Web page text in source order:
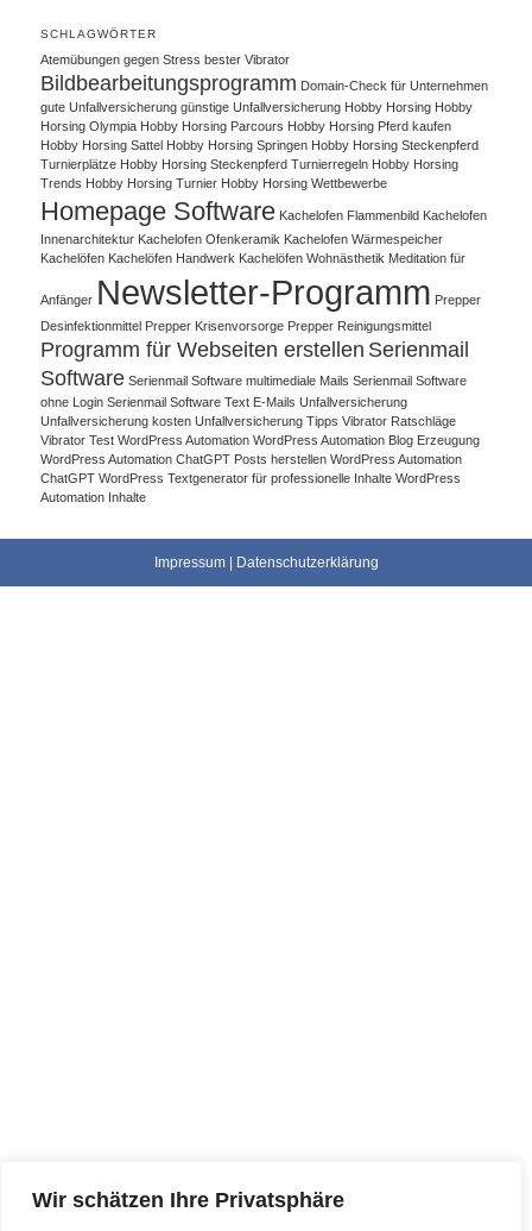
Wir schätzen Ihre Privatsphäre
SCHLAGWÖRTER
Atemübungen gegen Stress bester Vibrator
Bildbearbeitungsprogramm Domain-Check für Unternehmen
gute Unfallversicherung günstige Unfallversicherung Hobby Horsing Hobby
Horsing Olympia Hobby Horsing Parcours Hobby Horsing Pferd kaufen
Hobby Horsing Sattel Hobby Horsing Springen Hobby Horsing Steckenpferd
Turnierplätze Hobby Horsing Steckenpferd Turnierregeln Hobby Horsing
Trends Hobby Horsing Turnier Hobby Horsing Wettbewerbe
Homepage Software Kachelofen Flammenbild Kachelofen
Innenarchitektur Kachelofen Ofenkeramik Kachelofen Wärmespeicher
Kachelöfen Kachelöfen Handwerk Kachelöfen Wohnästhetik Meditation für
Anfänger Newsletter-Programm Prepper
Desinfektionmittel Prepper Krisenvorsorge Prepper Reinigungsmittel
Programm für Webseiten erstellen Serienmail
Software Serienmail Software multimediale Mails Serienmail Software
ohne Login Serienmail Software Text E-Mails Unfallversicherung
Unfallversicherung kosten Unfallversicherung Tipps Vibrator Ratschläge
Vibrator Test WordPress Automation WordPress Automation Blog Erzeugung
WordPress Automation ChatGPT Posts herstellen WordPress Automation
ChatGPT WordPress Textgenerator für professionelle Inhalte WordPress
Automation Inhalte
Impressum| Datenschutzerklärung